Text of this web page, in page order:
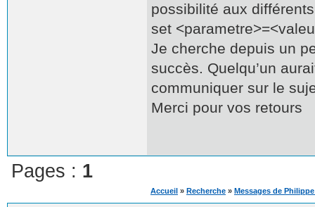
possibilité aux
set
Je cherche depuis un
succès. Quelqu’un
communiquer sur le
Merci pour vos retours
Pages : 1
Accueil » Recherche » Messages de Philippe